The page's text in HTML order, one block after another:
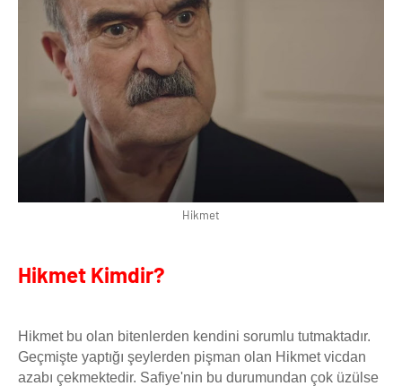
Hikmet
Hikmet Kimdir?
Hikmet bu olan bitenlerden kendini sorumlu tutmaktadır.
Geçmişte yaptığı şeylerden pişman olan Hikmet vicdan
azabı çekmektedir. Safiye'nin bu durumundan çok üzülse